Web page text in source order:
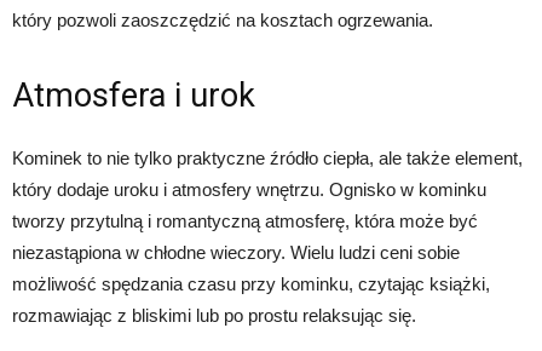
który pozwoli zaoszczędzić na kosztach ogrzewania.
Atmosfera i urok
Kominek to nie tylko praktyczne źródło ciepła, ale także element,
który dodaje uroku i atmosfery wnętrzu. Ognisko w kominku
tworzy przytulną i romantyczną atmosferę, która może być
niezastąpiona w chłodne wieczory. Wielu ludzi ceni sobie
możliwość spędzania czasu przy kominku, czytając książki,
rozmawiając z bliskimi lub po prostu relaksując się.